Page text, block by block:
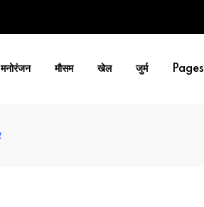
मनोरंजन मौसम खेल जुर्म Pages